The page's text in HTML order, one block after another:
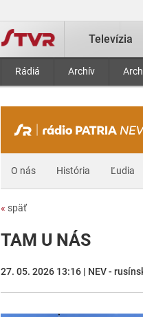
Televízia
Rádiá Archív
O nás História Ľudia
« späť
TAM U NÁS
27. 05. 2026 13:16 | NEV -